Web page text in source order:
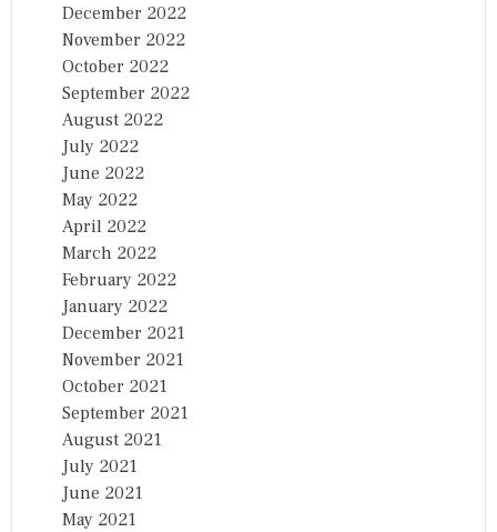
December 2022
November 2022
October 2022
September 2022
August 2022
July 2022
June 2022
May 2022
April 2022
March 2022
February 2022
January 2022
December 2021
November 2021
October 2021
September 2021
August 2021
July 2021
June 2021
May 2021